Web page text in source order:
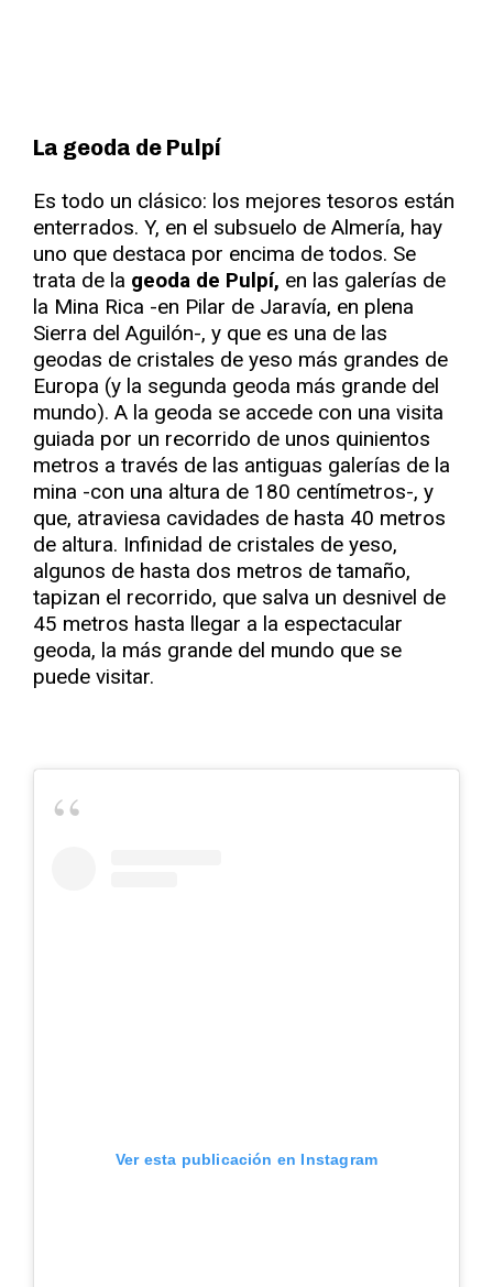
La geoda de Pulpí
Es todo un clásico: los mejores tesoros están
enterrados. Y, en el subsuelo de Almería, hay
uno que destaca por encima de todos. Se
trata de la geoda de Pulpí, en las galerías de
la Mina Rica -en Pilar de Jaravía, en plena
Sierra del Aguilón-, y que es una de las
geodas de cristales de yeso más grandes de
Europa (y la segunda geoda más grande del
mundo). A la geoda se accede con una visita
guiada por un recorrido de unos quinientos
metros a través de las antiguas galerías de la
mina -con una altura de 180 centímetros-, y
que, atraviesa cavidades de hasta 40 metros
de altura. Infinidad de cristales de yeso,
algunos de hasta dos metros de tamaño,
tapizan el recorrido, que salva un desnivel de
45 metros hasta llegar a la espectacular
geoda, la más grande del mundo que se
puede visitar.
Ver esta publicación en Instagram